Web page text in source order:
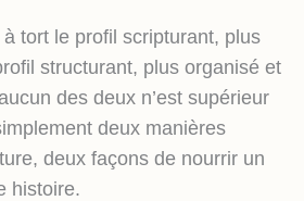
tort le profil scripturant, plus
structurant, plus organisé et
des deux n’est supérieur
deux manières
deux façons de nourrir un
histoire.